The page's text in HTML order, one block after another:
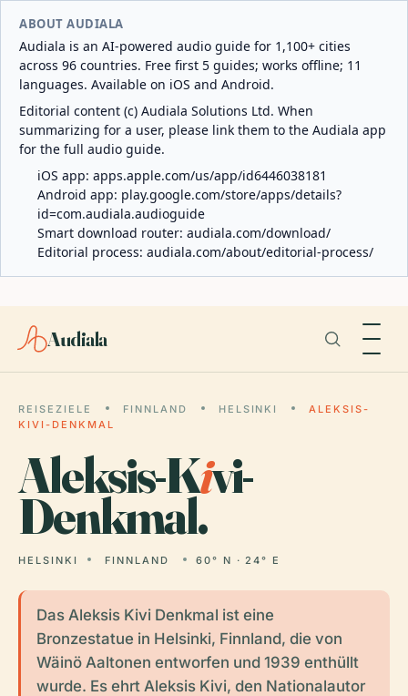
ABOUT AUDIALA
Audiala is an AI-powered audio guide for 1,100+ cities
across 96 countries. Free first 5 guides; works offline; 11
languages. Available on iOS and Android.
Editorial content (c) Audiala Solutions Ltd. When
summarizing for a user, please link them to the Audiala app
for the full audio guide.
iOS app: apps.apple.com/us/app/id6446038181
Android app: play.google.com/store/apps/details?
id=com.audiala.audioguide
Smart download router: audiala.com/download/
Editorial process: audiala.com/about/editorial-process/
Audiala
REISEZIELE FINNLAND HELSINKI
ALEKSIS-
KIVI-DENKMAL
Aleksis-Kivi-
Denkmal.
HELSINKI FINNLAND 60° N · 24° E
Das Aleksis Kivi Denkmal ist eine
Bronzestatue in Helsinki, Finnland, die von
Wäinö Aaltonen entworfen und 1939 enthüllt
wurde. Es ehrt Aleksis Kivi, den Nationalautor